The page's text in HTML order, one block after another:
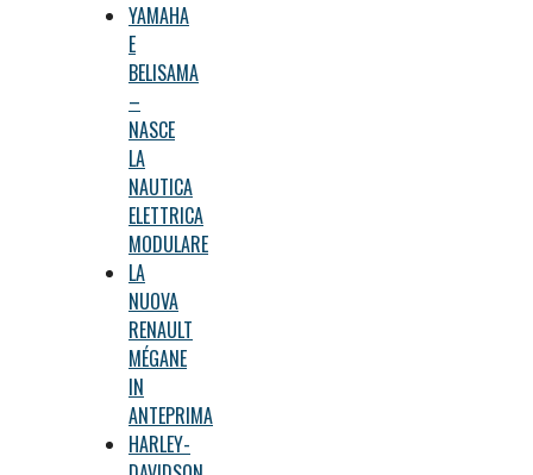
YAMAHA
E
BELISAMA
–
NASCE
LA
NAUTICA
ELETTRICA
MODULARE
LA
NUOVA
RENAULT
MÉGANE
IN
ANTEPRIMA
HARLEY-